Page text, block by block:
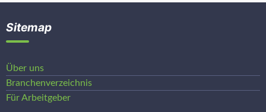
Sitemap
Über uns
Branchenverzeichnis
Für Arbeitgeber